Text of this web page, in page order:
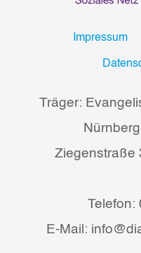
Impressum
Träger:
Ziegenstraße
Telefon:
E-Mail: